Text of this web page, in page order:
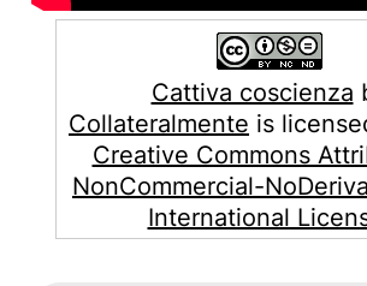
Cattiva coscienza
Collateralmente is
Creative Commons
NonCommercial-
International